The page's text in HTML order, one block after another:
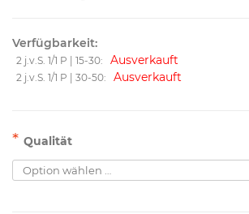
Verfügbarkeit:
2 j.v.S. 1/1 P | 15-30: Ausverkauft
2 j.v.S. 1/1 P | 30-50: Ausverkauft
* Qualität